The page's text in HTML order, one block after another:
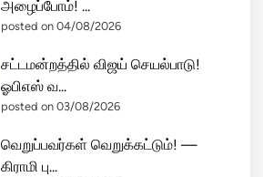
அழைப்போம்! ...
posted on 04/08/2026
சட்டமன்றத்தில் விஜய் செயல்பாடு!
ஓபிஎஸ் வ...
posted on 03/08/2026
வெறுப்பவர்கள் வெறுக்கட்டும்! —
கிராமி பு...